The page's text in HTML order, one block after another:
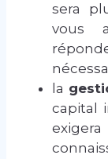
sera
vous
la
capital